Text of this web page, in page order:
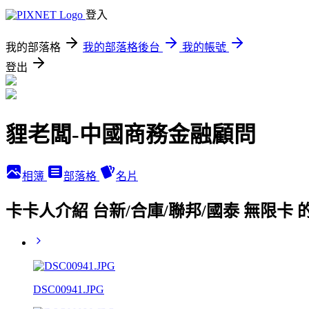
登入
我的部落格 我的部落格後台
我的帳號
登出
貍老闆-中國商務金融顧問
相簿 部落格 名片
卡卡人介紹 台新/合庫/聯邦/國泰 無限卡
DSC00941.JPG